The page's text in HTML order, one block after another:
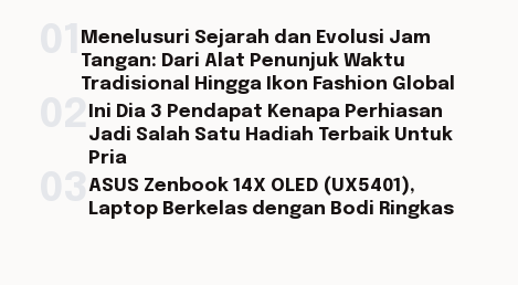
Menelusuri Sejarah dan Evolusi Jam
Tangan: Dari Alat Penunjuk Waktu
Tradisional Hingga Ikon Fashion Global
Ini Dia 3 Pendapat Kenapa Perhiasan
Jadi Salah Satu Hadiah Terbaik Untuk
Pria
ASUS Zenbook 14X OLED (UX5401),
Laptop Berkelas dengan Bodi Ringkas